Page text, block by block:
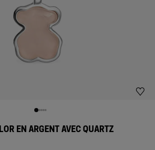
EN ARGENT AVEC QUARTZ